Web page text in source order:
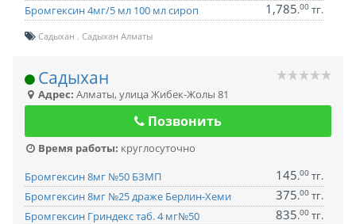
Бромгексин 4мг/5 мл 100 мл сироп
1,785.00 тг.
Садыхан Садыхан Алматы
Садыхан
Адрес: Алматы,улица Жибек-Жолы 81
Позвонить
Время работы: круглосуточно
Бромгексин 8мг №50 БЗМП
145.00 тг.
Бромгексин 8мг №25 драже Берлин-Хеми
375.00 тг.
Бромгексин Гриндекс таб. 4 мг№50
835.00 тг.